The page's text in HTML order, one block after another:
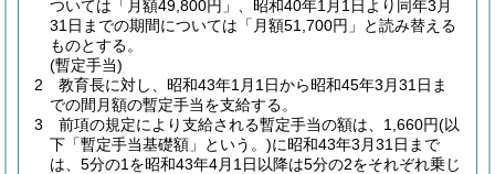
ついては「月額49,800円」、昭和40年1月1日より同年3月
31日までの期間については「月額51,700円」と読み替える
ものとする。
(暫定手当)
2
教育長に対し、昭和43年1月1日から昭和45年3月31日ま
での間月額の暫定手当を支給する。
3
前項の規定により支給される暫定手当の額は、1,660円(以
下「暫定手当基礎額」という。)に昭和43年3月31日まで
は、5分の1を昭和43年4月1日以降は5分の2をそれぞれ乗じ